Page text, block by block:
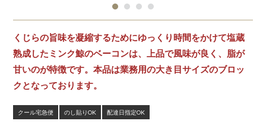
くじらの旨味を凝縮するためにゆっくり時間をかけて塩蔵
熟成したミンク鯨のベーコンは、上品で風味が良く、脂が
甘いのが特徴です。本品は業務用の大き目サイズのブロッ
クとなっております。
クール宅急便 のし貼りOK 配達日指定OK